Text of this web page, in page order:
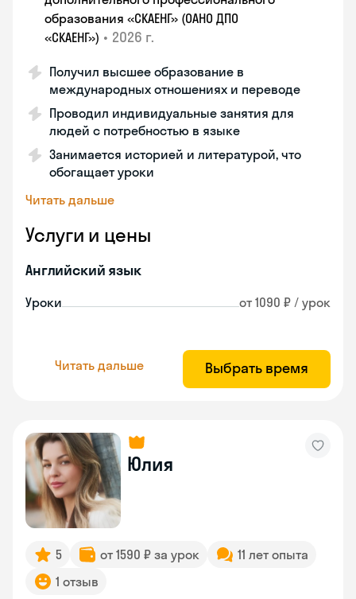
образования «СКАЕНГ» (ОАНО ДПО
«СКАЕНГ») • 2026 г.
Получил высшее образование в
международных отношениях и переводе
Проводил индивидуальные занятия для
людей с потребностью в языке
Занимается историей и литературой, что
обогащает уроки
Читать дальше
Услуги и цены
Английский язык
Уроки от 1090 ₽ / урок
Читать дальше Выбрать время
Юлия
5 от 1590 ₽ за урок
11 лет опыта
1 отзыв